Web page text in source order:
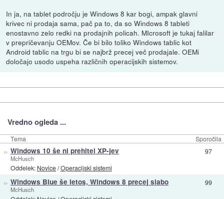
In ja, na tablet področju je Windows 8 kar bogi, ampak glavni
krivec ni prodaja sama, pač pa to, da so Windows 8 tableti
enostavno zelo redki na prodajnih policah. MIcrosoft je tukaj falilar
v prepričevanju OEMov. Če bi bilo toliko Windows tablic kot
Android tablic na trgu bi se najbrž precej več prodajale. OEMi
določajo usodo uspeha različnih operacijskih sistemov.
Vredno ogleda ...
Tema Sporočila
» Windows 10 še ni prehitel XP-jev
McHusch
Oddelek: Novice/Operacijski sistemi
97
» Windows Blue še letos, Windows 8 precej slabo
McHusch
99